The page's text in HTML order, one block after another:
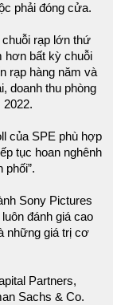
phải đóng cửa.
rạp lớn thứ
hơn bất kỳ chuỗi
rạp hàng năm và
doanh thu phòng
2022.
của SPE phù hợp
tục hoan nghênh
phối”.
Sony Pictures
đánh giá cao
những giá trị cơ
Partners,
Sachs & Co.